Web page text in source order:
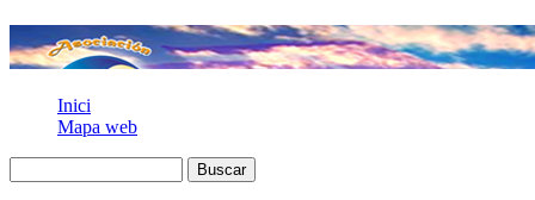
Inici
Mapa web